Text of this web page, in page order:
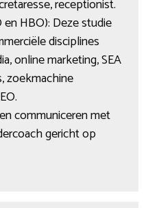
receptionist.
HBO): Deze studie
disciplines
online marketing, SEA
zoekmachine
communiceren met
gericht op